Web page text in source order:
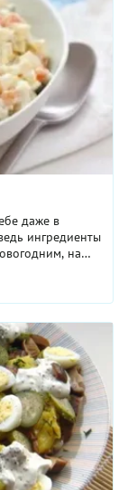
даже в
ингредиенты
на
простоту, у
мнение о том,
всем. Одни
свежих
Кто-то не
за
что
включая саму
салата оливье
он свой, самый
и нравится
один простой